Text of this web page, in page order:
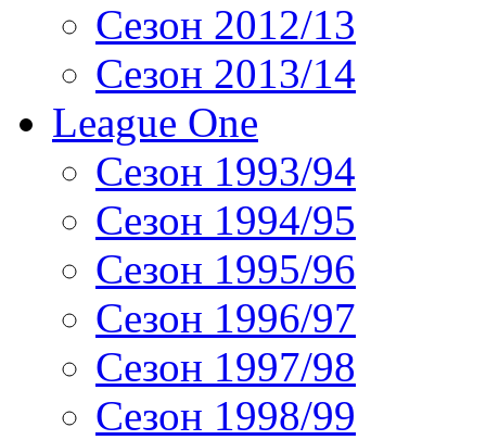
Сезон 2012/13
Сезон 2013/14
League One
Сезон 1993/94
Сезон 1994/95
Сезон 1995/96
Сезон 1996/97
Сезон 1997/98
Сезон 1998/99